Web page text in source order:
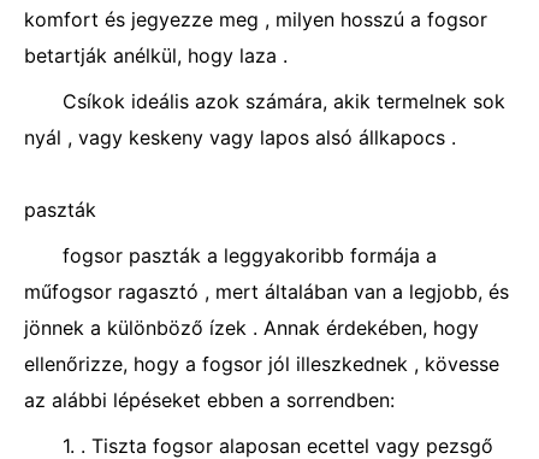
komfort és jegyezze meg , milyen hosszú a fogsor
betartják anélkül, hogy laza .
Csíkok ideális azok számára, akik termelnek sok
nyál , vagy keskeny vagy lapos alsó állkapocs .
paszták
fogsor paszták a leggyakoribb formája a
műfogsor ragasztó , mert általában van a legjobb, és
jönnek a különböző ízek . Annak érdekében, hogy
ellenőrizze, hogy a fogsor jól illeszkednek , kövesse
az alábbi lépéseket ebben a sorrendben:
1. . Tiszta fogsor alaposan ecettel vagy pezsgő